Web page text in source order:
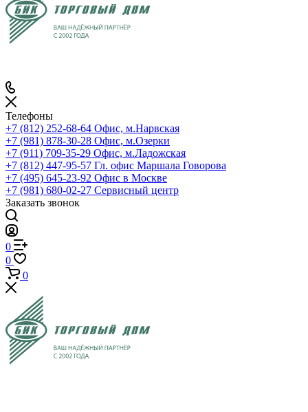
Телефоны
+7 (812) 252-68-64 Офис, м.Нарвская
+7 (981) 878-30-28 Офис, м.Озерки
+7 (911) 709-35-29 Офис, м.Ладожская
+7 (812) 447-95-57 Гл. офис Маршала Говорова
+7 (495) 645-23-92 Офис в Москве
+7 (981) 680-02-27 Сервисный центр
Заказать звонок
0
0
0